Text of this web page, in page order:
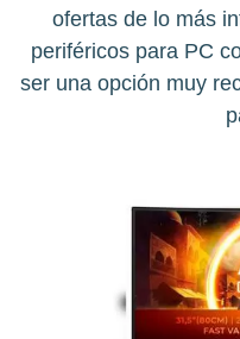
ofertas de lo más
periféricos para PC
ser una opción muy